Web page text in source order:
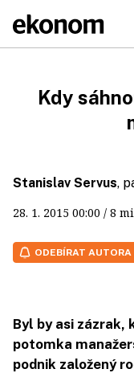
Kdy
Stanislav Servus,
28. 1. 2015 00:00 / 8
ODEBÍRAT AUTORA
Byl by asi zázrak,
potomka
podnik založený